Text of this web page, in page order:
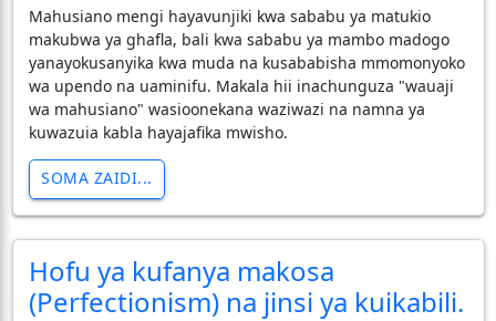
​Mahusiano mengi hayavunjiki kwa sababu ya matukio
makubwa ya ghafla, bali kwa sababu ya mambo madogo
yanayokusanyika kwa muda na kusababisha mmomonyoko
wa upendo na uaminifu. Makala hii inachunguza "wauaji
wa mahusiano" wasioonekana waziwazi na namna ya
kuwazuia kabla hayajafika mwisho.
SOMA ZAIDI...
Hofu ya kufanya makosa
(Perfectionism) na jinsi ya kuikabili.